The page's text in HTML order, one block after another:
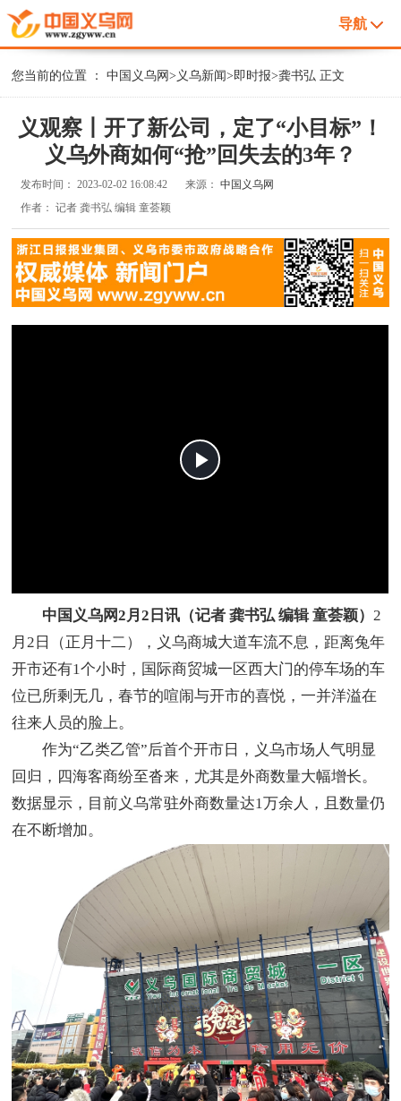
导航
您当前的位置 ：中国义乌网> 义乌新闻>即时报>龚书弘 正文
义观察丨开了新公司，定了“小目标”！
义乌外商如何“抢”回失去的3年？
发布时间：2023-02-02 16:08:42 来源：中国义乌网
作者：记者 龚书弘 编辑 童荟颖
中国义乌网2月2日讯（记者 龚书弘 编辑 童荟颖）2
月2日（正月十二），义乌商城大道车流不息，距离兔年
开市还有1个小时，国际商贸城一区西大门的停车场的车
位已所剩无几，春节的喧闹与开市的喜悦，一并洋溢在
往来人员的脸上。
作为“乙类乙管”后首个开市日，义乌市场人气明显
回归，四海客商纷至沓来，尤其是外商数量大幅增长。
数据显示，目前义乌常驻外商数量达1万余人，且数量仍
在不断增加。